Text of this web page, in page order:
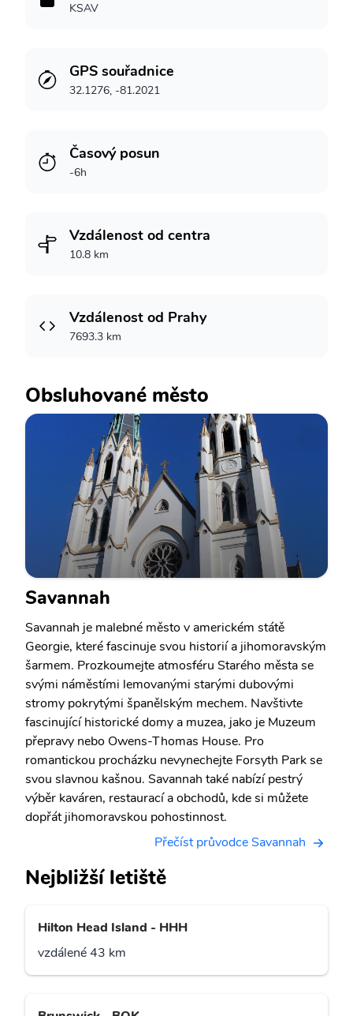
KSAV
GPS souřadnice
32.1276, -81.2021
Časový posun
-6h
Vzdálenost od centra
10.8 km
Vzdálenost od Prahy
7693.3 km
Obsluhované město
Savannah
Savannah je malebné město v americkém státě
Georgie, které fascinuje svou historií a jihomoravským
šarmem. Prozkoumejte atmosféru Starého města se
svými náměstími lemovanými starými dubovými
stromy pokrytými španělským mechem. Navštivte
fascinující historické domy a muzea, jako je Muzeum
přepravy nebo Owens-Thomas House. Pro
romantickou procházku nevynechejte Forsyth Park se
svou slavnou kašnou. Savannah také nabízí pestrý
výběr kaváren, restaurací a obchodů, kde si můžete
dopřát jihomoravskou pohostinnost.
Přečíst průvodce Savannah
Nejbližší letiště
Hilton Head Island - HHH
vzdálené 43 km